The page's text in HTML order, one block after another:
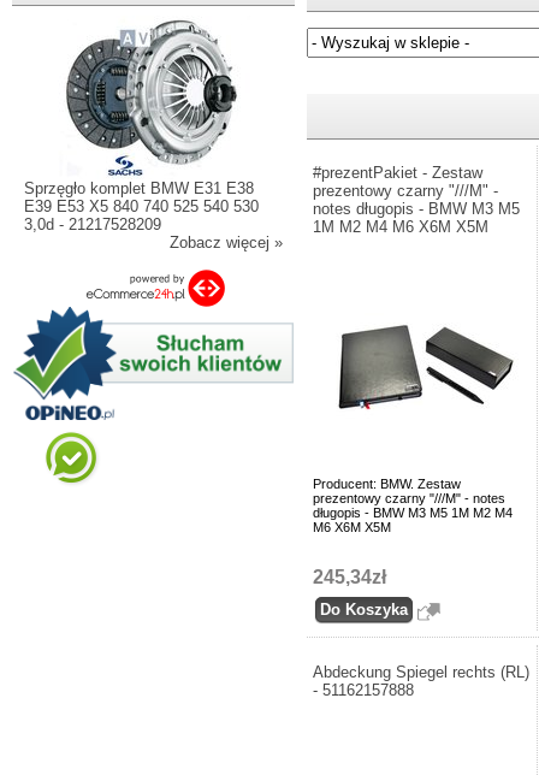
Sprzęgło komplet BMW E31 E38
E39 E53 X5 840 740 525 540 530
3,0d - 21217528209
Zobacz więcej »
#prezentPakiet - Zestaw
prezentowy czarny "///M" -
notes długopis - BMW M3 M5
1M M2 M4 M6 X6M X5M
Producent: BMW. Zestaw
prezentowy czarny "///M" - notes
długopis - BMW M3 M5 1M M2 M4
M6 X6M X5M
245,34zł
Abdeckung Spiegel rechts (RL)
- 51162157888